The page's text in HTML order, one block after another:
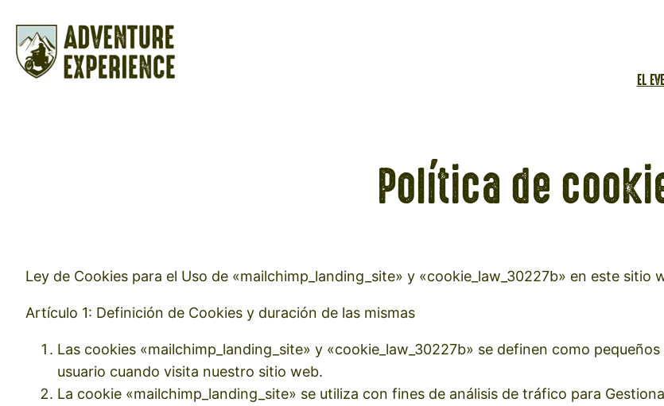
contenido
EL
Política de
Ley de Cookies para el Uso de «mailchimp_landing_site» y «cookie_law_30227b» en este sitio
Artículo 1: Definición de Cookies y duración de las mismas
Las cookies «mailchimp_landing_site» y «cookie_law_30227b» se definen como
usuario cuando visita nuestro sitio web.
La cookie «mailchimp_landing_site» se utiliza con fines de análisis de tráfico para